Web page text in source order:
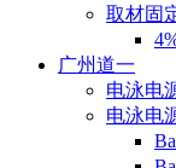
取材固
广州道一
电泳电
电泳电